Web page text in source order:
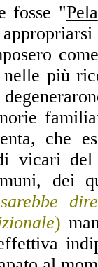
fosse "Pela
più
che
vicari
dei
)